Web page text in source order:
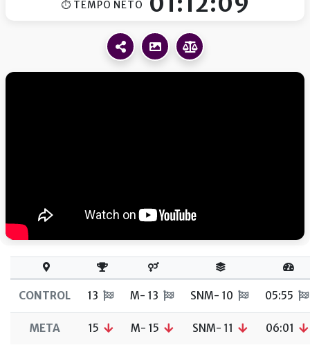
⏱ TEMPO NETO
CONTROL 13 M- 13 SNM- 10 05:55
META 15 M- 15 SNM- 11 06:01